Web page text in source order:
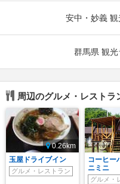
安中・妙義
群馬県 観
周辺のグルメ・レストラ
0.26km
玉屋ドライブイン
グルメ・レストラン
コーヒー
ニミニ
グルメ・